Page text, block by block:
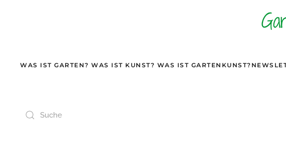
WAS IST GARTEN? WAS IST KUNST? WAS IST GARTENKUNST?